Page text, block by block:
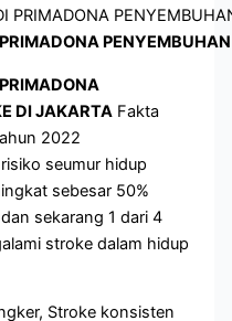
DI JAKARTA Fakta
2022
seumur hidup
sebesar 50%
sekarang 1 dari 4
stroke dalam hidup
Stroke konsisten